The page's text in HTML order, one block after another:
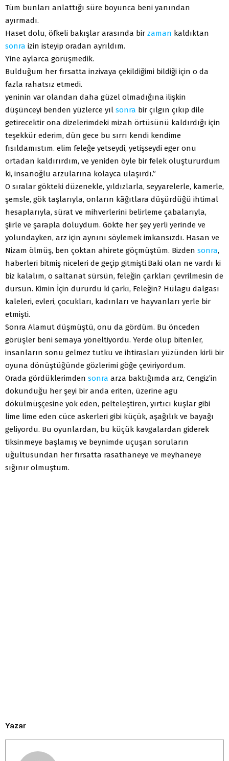
Tüm bunları anlattığı süre boyunca beni yanından
ayırmadı.
Haset dolu, öfkeli bakışlar arasında bir zaman kaldıktan
sonra izin isteyip oradan ayrıldım.
Yine aylarca görüşmedik.
Bulduğum her fırsatta inzivaya çekildiğimi bildiği için o da
fazla rahatsız etmedi.
yeninin var olandan daha güzel olmadığına ilişkin
düşünceyi benden yüzlerce yıl sonra bir çılgın çıkıp dile
getirecektir ona dizelerimdeki mizah örtüsünü kaldırdığı için
teşekkür ederim, dün gece bu sırrı kendi kendime
fısıldamıstım. elim feleğe yetseydi, yetişseydi eger onu
ortadan kaldırırdım, ve yeniden öyle bir felek oluştururdum
ki, insanoğlu arzularına kolayca ulaşırdı.”
O sıralar gökteki düzenekle, yıldızlarla, seyyarelerle, kamerle,
şemsle, gök taşlarıyla, onların kâğıtlara düşürdüğü ihtimal
hesaplarıyla, sürat ve mihverlerini belirleme çabalarıyla,
şiirle ve şarapla doluydum. Gökte her şey yerli yerinde ve
yolundayken, arz için aynını söylemek imkansızdı. Hasan ve
Nizam ölmüş, ben çoktan ahirete göçmüştüm. Bizden sonra,
haberleri bitmiş niceleri de geçip gitmişti.Baki olan ne vardı ki
biz kalalım, o saltanat sürsün, feleğin çarkları çevrilmesin de
dursun. Kimin İçin dururdu ki çarkı, Feleğin? Hülagu dalgası
kaleleri, evleri, çocukları, kadınları ve hayvanları yerle bir
etmişti.
Sonra Alamut düşmüştü, onu da gördüm. Bu önceden
görüşler beni semaya yöneltiyordu. Yerde olup bitenler,
insanların sonu gelmez tutku ve ihtirasları yüzünden kirli bir
oyuna dönüştüğünde gözlerimi göğe çeviriyordum.
Orada gördüklerimden sonra arza baktığımda arz, Cengiz’in
dokunduğu her şeyi bir anda eriten, üzerine agu
dökülmüşçesine yok eden, pelteleştiren, yırtıcı kuşlar gibi
lime lime eden cüce askerleri gibi küçük, aşağılık ve bayağı
geliyordu. Bu oyunlardan, bu küçük kavgalardan giderek
tiksinmeye başlamış ve beynimde uçuşan soruların
uğultusundan her fırsatta rasathaneye ve meyhaneye
sığınır olmuştum.
Yazar